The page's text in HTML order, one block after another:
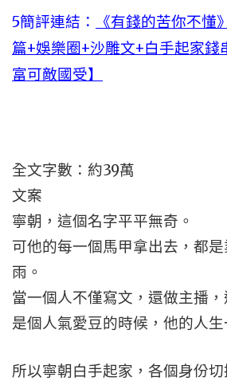
5簡評連結：
《有錢的苦你不懂
篇+娛樂圈+沙雕文+白手起家錢
富可敵國受】
全文字數：約39萬
文案
寧朝，這個名字平平無奇。
可他的每一個馬甲拿出去，都
雨。
當一個人不僅寫文，還做主播
是個人氣愛豆的時候，他的人生
所以寧朝白手起家，各個身份